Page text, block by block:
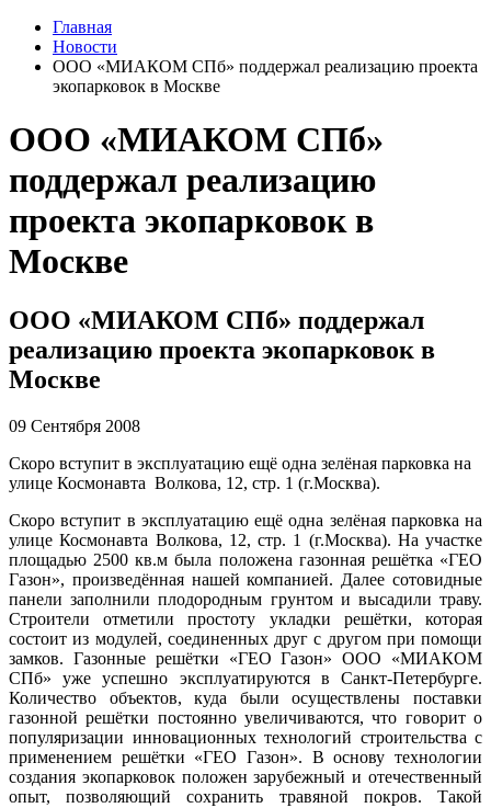
Главная
Новости
ООО «МИАКОМ СПб» поддержал реализацию проекта
экопарковок в Москве
ООО «МИАКОМ СПб»
поддержал реализацию
проекта экопарковок в
Москве
ООО «МИАКОМ СПб» поддержал
реализацию проекта экопарковок в
Москве
09 Сентября 2008
Скоро вступит в эксплуатацию ещё одна зелёная парковка на
улице Космонавта Волкова, 12, стр. 1 (г.Москва).
Скоро вступит в эксплуатацию ещё одна зелёная парковка на
улице Космонавта Волкова, 12, стр. 1 (г.Москва). На участке
площадью 2500 кв.м была положена газонная решётка «ГЕО
Газон», произведённая нашей компанией. Далее сотовидные
панели заполнили плодородным грунтом и высадили траву.
Строители отметили простоту укладки решётки, которая
состоит из модулей, соединенных друг с другом при помощи
замков. Газонные решётки «ГЕО Газон» ООО «МИАКОМ
СПб» уже успешно эксплуатируются в Санкт-Петербурге.
Количество объектов, куда были осуществлены поставки
газонной решётки постоянно увеличиваются, что говорит о
популяризации инновационных технологий строительства с
применением решётки «ГЕО Газон». В основу технологии
создания экопарковок положен зарубежный и отечественный
опыт, позволяющий сохранить травяной покров. Такой